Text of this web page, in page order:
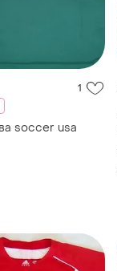
1
нова soccer usa